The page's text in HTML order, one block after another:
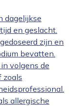
dagelijkse
en geslacht.
zijn en
bevatten.
volgens de
zoals
allergische